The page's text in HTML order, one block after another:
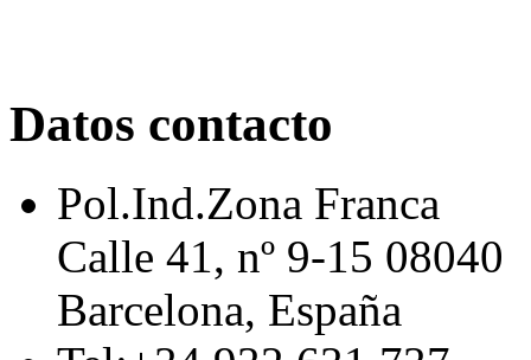
Datos contacto
Pol.Ind.Zona Franca
Calle 41, nº 9-15 08040
Barcelona, España